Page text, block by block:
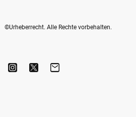
©Urheberrecht. Alle Rechte vorbehalten.